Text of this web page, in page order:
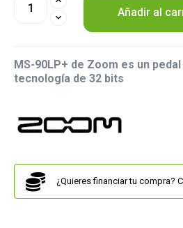
Añadir al
MS-90LP+ de Zoom es un
tecnología de 32 bits
¿Quieres financiar tu compra?